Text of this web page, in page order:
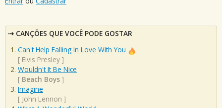
CANÇÕES QUE VOCÊ PODE GOSTAR
Can't Help Falling In Love With You
[ Elvis Presley ]
Wouldn't It Be Nice
[ Beach Boys ]
Imagine
[ John Lennon ]